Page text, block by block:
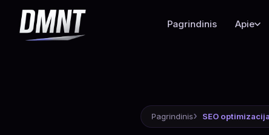
Pagrindinis Apie
Pagrindinis SEO optimizacija